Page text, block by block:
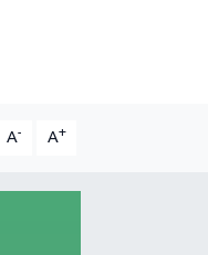
A- A+